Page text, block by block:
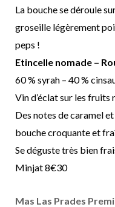
La bouche se déroule
groseille légèrement
peps !
Etincelle nomade –
60 % syrah – 40 %
Vin d’éclat sur les fruits
Des notes de caramel
bouche croquante et
Se déguste très bien
Minjat 8€30
Mas Las Prades